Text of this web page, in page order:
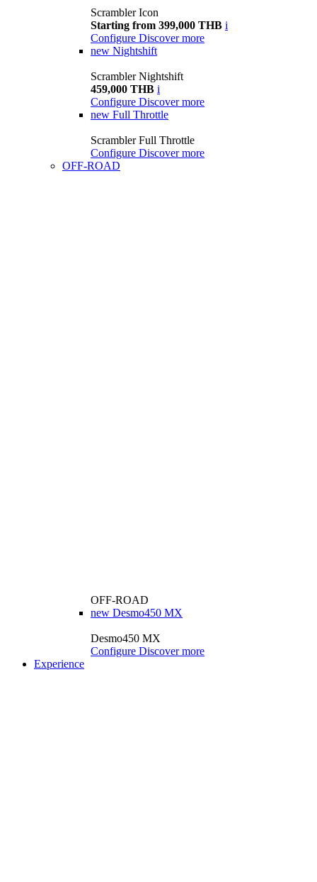
Scrambler Icon
Starting from 399,000 THB i
Configure Discover more
new Nightshift
Scrambler Nightshift
459,000 THB i
Configure Discover more
new Full Throttle
Scrambler Full Throttle
Configure Discover more
OFF-ROAD
OFF-ROAD
new Desmo450 MX
Desmo450 MX
Configure Discover more
Experience